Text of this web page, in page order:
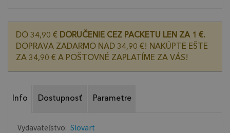
DO 34,90 € DORUČENIE CEZ PACKETU LEN ZA 1 €.
DOPRAVA ZADARMO NAD 34,90 €! NAKÚPTE EŠTE
ZA 34,90 € A POŠTOVNÉ ZAPLATÍME ZA VÁS!
Info Dostupnosť Parametre
Vydavateľstvo: Slovart